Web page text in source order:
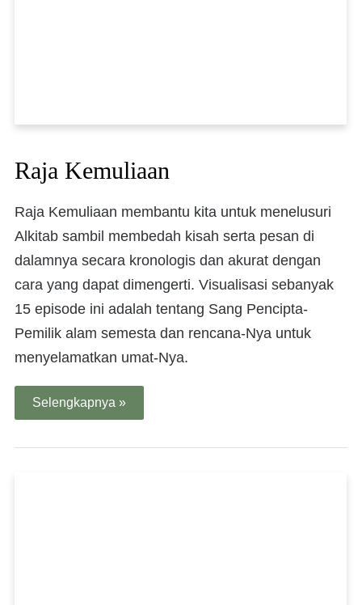
Raja Kemuliaan
Raja Kemuliaan membantu kita untuk menelusuri
Alkitab sambil membedah kisah serta pesan di
dalamnya secara kronologis dan akurat dengan
cara yang dapat dimengerti. Visualisasi sebanyak
15 episode ini adalah tentang Sang Pencipta-
Pemilik alam semesta dan rencana-Nya untuk
menyelamatkan umat-Nya.
Selengkapnya »